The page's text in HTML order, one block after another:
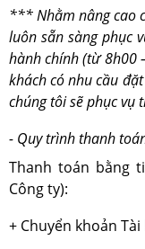
*** Nhằm nâng cao
luôn sẵn sàng phục
hành chính (từ 8h00
khách có nhu cầu
chúng tôi sẽ phục vụ
- Quy trình thanh
Thanh toán bằng
Công ty):
+ Chuyển khoản